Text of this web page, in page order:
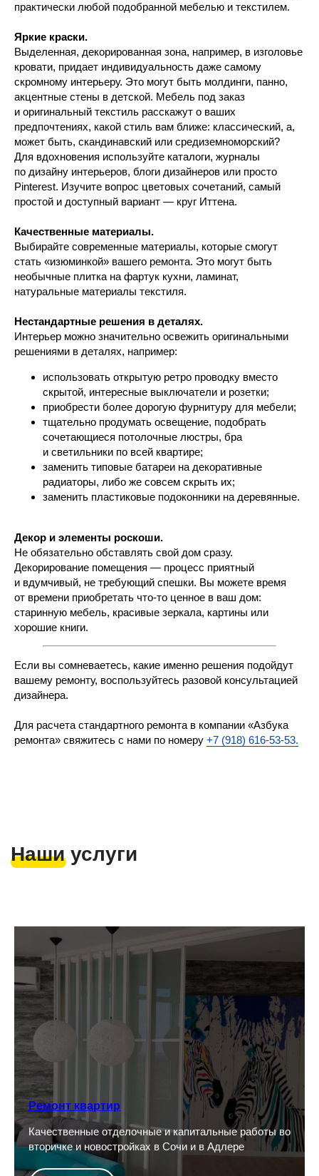
практически любой подобранной мебелью и текстилем.
Яркие краски.
Выделенная, декорированная зона, например, в изголовье
кровати, придает индивидуальность даже самому
скромному интерьеру. Это могут быть молдинги, панно,
акцентные стены в детской. Мебель под заказ
и оригинальный текстиль расскажут о ваших
предпочтениях, какой стиль вам ближе: классический, а,
может быть, скандинавский или средиземноморский?
Для вдохновения используйте каталоги, журналы
по дизайну интерьеров, блоги дизайнеров или просто
Pinterest. Изучите вопрос цветовых сочетаний, самый
простой и доступный вариант — круг Иттена.
Качественные материалы.
Выбирайте современные материалы, которые смогут
стать «изюминкой» вашего ремонта. Это могут быть
необычные плитка на фартук кухни, ламинат,
натуральные материалы текстиля.
Нестандартные решения в деталях.
Интерьер можно значительно освежить оригинальными
решениями в деталях, например:
использовать открытую ретро проводку вместо
скрытой, интересные выключатели и розетки;
приобрести более дорогую фурнитуру для мебели;
тщательно продумать освещение, подобрать
сочетающиеся потолочные люстры, бра
и светильники по всей квартире;
заменить типовые батареи на декоративные
радиаторы, либо же совсем скрыть их;
заменить пластиковые подоконники на деревянные.
Декор и элементы роскоши.
Не обязательно обставлять свой дом сразу.
Декорирование помещения — процесс приятный
и вдумчивый, не требующий спешки. Вы можете время
от времени приобретать что-то ценное в ваш дом:
старинную мебель, красивые зеркала, картины или
хорошие книги.
Если вы сомневаетесь, какие именно решения подойдут
вашему ремонту, воспользуйтесь разовой консультацией
дизайнера.
Для расчета стандартного ремонта в компании «Азбука
ремонта» свяжитесь с нами по номеру +7 (918) 616-53-53.
Наши услуги
Ремонт квартир
Качественные отделочные и капитальные работы во
вторичке и новостройках в Сочи и в Адлере